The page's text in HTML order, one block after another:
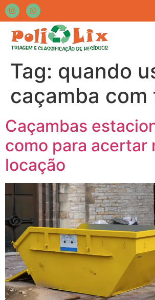
Tag: quando
caçamba com
Caçambas
como para acertar
locação